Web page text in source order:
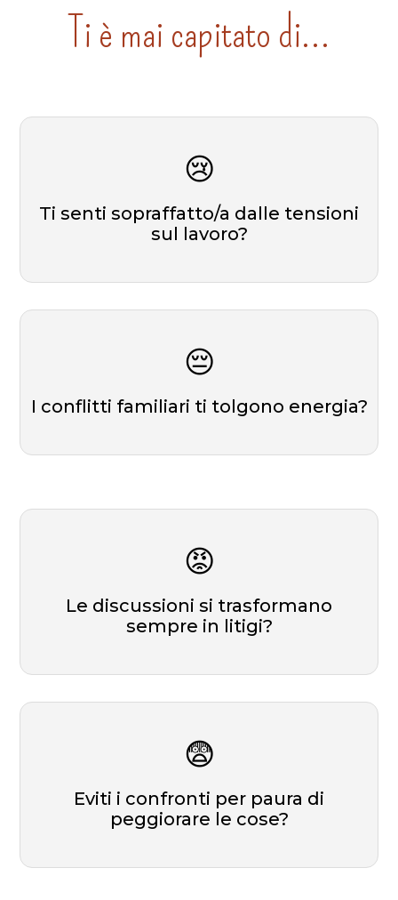
Ti è mai capitato di…
😢
Ti senti sopraffatto/a dalle tensioni
sul lavoro?
😔
I conflitti familiari ti tolgono energia?
😡
Le discussioni si trasformano
sempre in litigi?
😨
Eviti i confronti per paura di
peggiorare le cose?